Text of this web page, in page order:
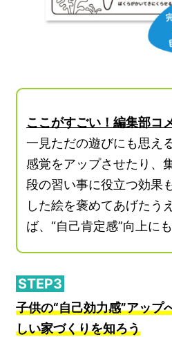
ここがすごい！編集部コ
一見ただの遊びにも思え
感覚をアップさせたり、
段の習い事に役立つ効
した絵を褒めてあげたう
ば、“自己肯定感”向上に
STEP3
子供の“自己効力感”アッ
しい家づくりを知ろう